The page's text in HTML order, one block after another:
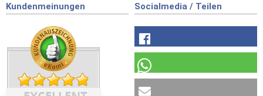
Kundenmeinungen Socialmedia / Teilen